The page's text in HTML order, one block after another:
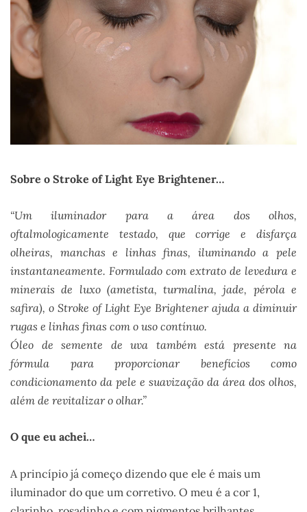
Sobre o Stroke of Light Eye Brightener…
“Um iluminador para a área dos olhos,
oftalmologicamente testado, que corrige e disfarça
olheiras, manchas e linhas finas, iluminando a pele
instantaneamente. Formulado com extrato de levedura e
minerais de luxo (ametista, turmalina, jade, pérola e
safira), o Stroke of Light Eye Brightener ajuda a diminuir
rugas e linhas finas com o uso contínuo.
Óleo de semente de uva também está presente na
fórmula para proporcionar benefícios como
condicionamento da pele e suavização da área dos olhos,
além de revitalizar o olhar.”
O que eu achei…
A princípio já começo dizendo que ele é mais um
iluminador do que um corretivo. O meu é a cor 1,